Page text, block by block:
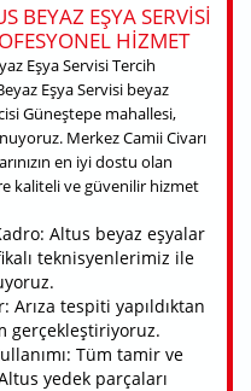
BEYAZ EŞYA SERVISI
HIZMET
Eşya Servisi Tercih
Eşya Servisi beyaz
Güneştepe mahallesi,
Merkez Camii Civarı
en iyi dostu olan
kaliteli ve güvenilir hizmet
Altus beyaz eşyalar
teknisyenlerimiz ile
Arıza tespiti yapıldıktan
gerçekleştiriyoruz.
Tüm tamir ve
yedek parçaları